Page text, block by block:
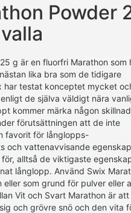
Powder
g är en fluorfri Marathon som
lika bra som de tidigare
har testat konceptet mycket
de själva väldigt nära
kommer märka någon
förutsättningen att de inte
favorit för långlopps-
och vattenavvisande
alltså de viktigaste
långlopp. Använd Swix
som grund för pulver eller
Vit och Svart Marathon är att
och grövre snö och den vita